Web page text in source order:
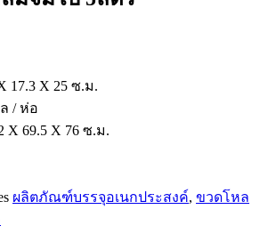
17.3 X 25 ซ.ม.
/ ห่อ
X 69.5 X 76 ซ.ม.
ผลิตภัณฑ์บรรจุอเนกประสงค์, ขวดโหล